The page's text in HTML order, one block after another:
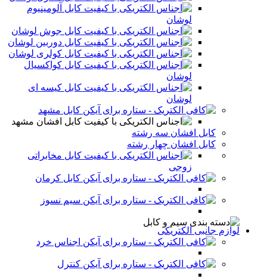
کابل آلومینیوم
لوشان
کابل جوش لوشان
کابل دوربین لوشان
کابل کولری لوشان
کابل کواکسیال
لوشان
کابل کیسه ای
لوشان
کابل مشهد
کابل افشان مشهد
کابل افشان سه رشته
کابل افشان چهار رشته
کابل مخابراتی
زوجی
کابل کرمان
سیم نسوز
لوازم جانبی الکتریکی
اجناس خرد
کنترل